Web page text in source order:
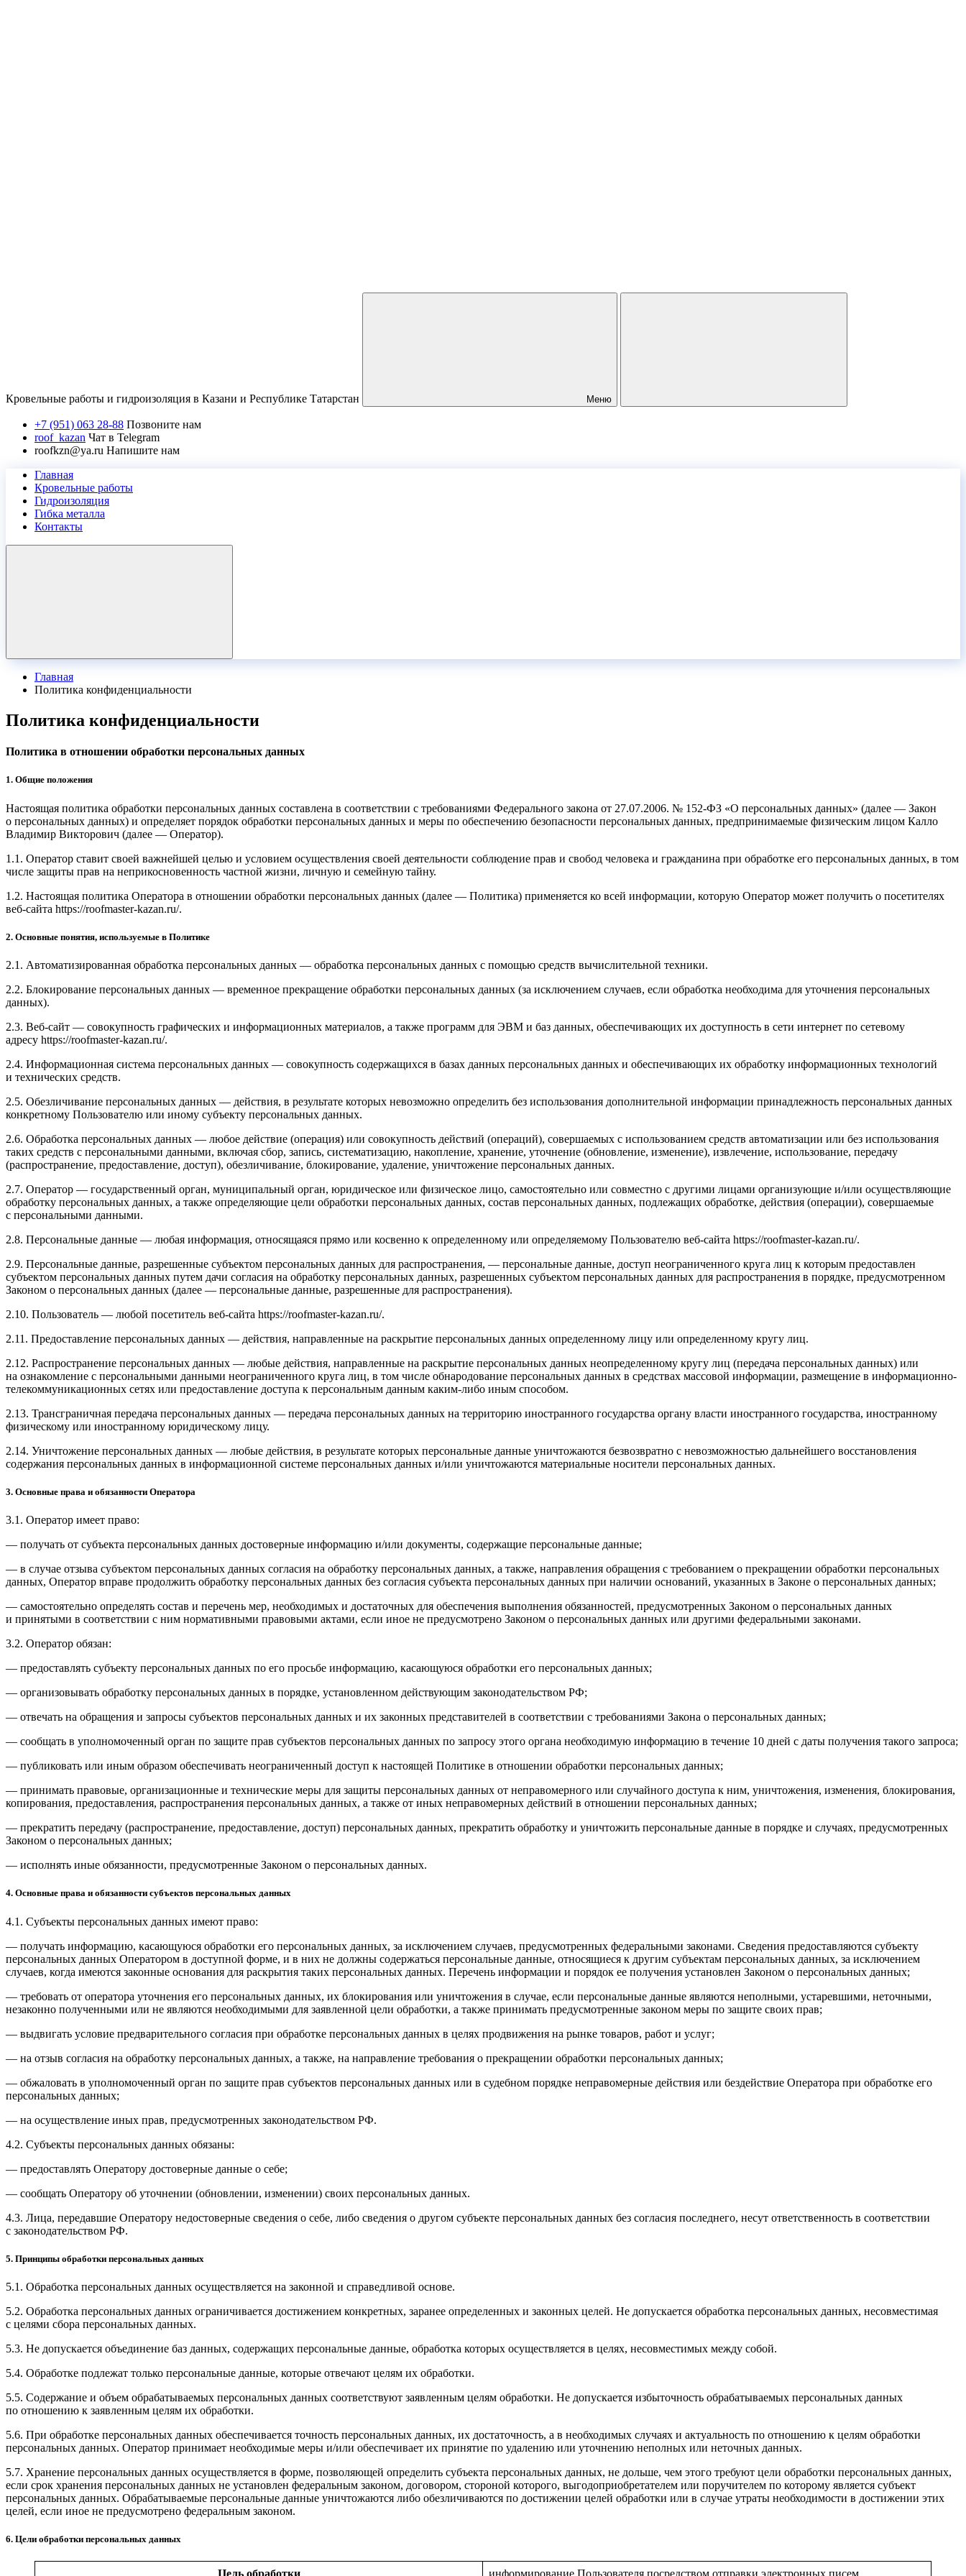
Кровельные работы и гидроизоляция в Казани и Республике Татарстан Меню
+7 (951) 063 28-88 Позвоните нам
roof_kazan Чат в Telegram
roofkzn@ya.ru Напишите нам
Главная
Кровельные работы
Гидроизоляция
Гибка металла
Контакты
Главная
Политика конфиденциальности
Политика конфиденциальности
Политика в отношении обработки персональных данных
1. Общие положения
Настоящая политика обработки персональных данных составлена в соответствии с требованиями Федерального закона от 27.07.2006. № 152-ФЗ «О персональных данных» (далее — Закон
о персональных данных) и определяет порядок обработки персональных данных и меры по обеспечению безопасности персональных данных, предпринимаемые физическим лицом Калло
Владимир Викторович (далее — Оператор).
1.1. Оператор ставит своей важнейшей целью и условием осуществления своей деятельности соблюдение прав и свобод человека и гражданина при обработке его персональных данных, в том
числе защиты прав на неприкосновенность частной жизни, личную и семейную тайну.
1.2. Настоящая политика Оператора в отношении обработки персональных данных (далее — Политика) применяется ко всей информации, которую Оператор может получить о посетителях
веб-сайта https://roofmaster-kazan.ru/.
2. Основные понятия, используемые в Политике
2.1. Автоматизированная обработка персональных данных — обработка персональных данных с помощью средств вычислительной техники.
2.2. Блокирование персональных данных — временное прекращение обработки персональных данных (за исключением случаев, если обработка необходима для уточнения персональных
данных).
2.3. Веб-сайт — совокупность графических и информационных материалов, а также программ для ЭВМ и баз данных, обеспечивающих их доступность в сети интернет по сетевому
адресу https://roofmaster-kazan.ru/.
2.4. Информационная система персональных данных — совокупность содержащихся в базах данных персональных данных и обеспечивающих их обработку информационных технологий
и технических средств.
2.5. Обезличивание персональных данных — действия, в результате которых невозможно определить без использования дополнительной информации принадлежность персональных данных
конкретному Пользователю или иному субъекту персональных данных.
2.6. Обработка персональных данных — любое действие (операция) или совокупность действий (операций), совершаемых с использованием средств автоматизации или без использования
таких средств с персональными данными, включая сбор, запись, систематизацию, накопление, хранение, уточнение (обновление, изменение), извлечение, использование, передачу
(распространение, предоставление, доступ), обезличивание, блокирование, удаление, уничтожение персональных данных.
2.7. Оператор — государственный орган, муниципальный орган, юридическое или физическое лицо, самостоятельно или совместно с другими лицами организующие и/или осуществляющие
обработку персональных данных, а также определяющие цели обработки персональных данных, состав персональных данных, подлежащих обработке, действия (операции), совершаемые
с персональными данными.
2.8. Персональные данные — любая информация, относящаяся прямо или косвенно к определенному или определяемому Пользователю веб-сайта https://roofmaster-kazan.ru/.
2.9. Персональные данные, разрешенные субъектом персональных данных для распространения, — персональные данные, доступ неограниченного круга лиц к которым предоставлен
субъектом персональных данных путем дачи согласия на обработку персональных данных, разрешенных субъектом персональных данных для распространения в порядке, предусмотренном
Законом о персональных данных (далее — персональные данные, разрешенные для распространения).
2.10. Пользователь — любой посетитель веб-сайта https://roofmaster-kazan.ru/.
2.11. Предоставление персональных данных — действия, направленные на раскрытие персональных данных определенному лицу или определенному кругу лиц.
2.12. Распространение персональных данных — любые действия, направленные на раскрытие персональных данных неопределенному кругу лиц (передача персональных данных) или
на ознакомление с персональными данными неограниченного круга лиц, в том числе обнародование персональных данных в средствах массовой информации, размещение в информационно-
телекоммуникационных сетях или предоставление доступа к персональным данным каким-либо иным способом.
2.13. Трансграничная передача персональных данных — передача персональных данных на территорию иностранного государства органу власти иностранного государства, иностранному
физическому или иностранному юридическому лицу.
2.14. Уничтожение персональных данных — любые действия, в результате которых персональные данные уничтожаются безвозвратно с невозможностью дальнейшего восстановления
содержания персональных данных в информационной системе персональных данных и/или уничтожаются материальные носители персональных данных.
3. Основные права и обязанности Оператора
3.1. Оператор имеет право:
— получать от субъекта персональных данных достоверные информацию и/или документы, содержащие персональные данные;
— в случае отзыва субъектом персональных данных согласия на обработку персональных данных, а также, направления обращения с требованием о прекращении обработки персональных
данных, Оператор вправе продолжить обработку персональных данных без согласия субъекта персональных данных при наличии оснований, указанных в Законе о персональных данных;
— самостоятельно определять состав и перечень мер, необходимых и достаточных для обеспечения выполнения обязанностей, предусмотренных Законом о персональных данных
и принятыми в соответствии с ним нормативными правовыми актами, если иное не предусмотрено Законом о персональных данных или другими федеральными законами.
3.2. Оператор обязан:
— предоставлять субъекту персональных данных по его просьбе информацию, касающуюся обработки его персональных данных;
— организовывать обработку персональных данных в порядке, установленном действующим законодательством РФ;
— отвечать на обращения и запросы субъектов персональных данных и их законных представителей в соответствии с требованиями Закона о персональных данных;
— сообщать в уполномоченный орган по защите прав субъектов персональных данных по запросу этого органа необходимую информацию в течение 10 дней с даты получения такого запроса;
— публиковать или иным образом обеспечивать неограниченный доступ к настоящей Политике в отношении обработки персональных данных;
— принимать правовые, организационные и технические меры для защиты персональных данных от неправомерного или случайного доступа к ним, уничтожения, изменения, блокирования,
копирования, предоставления, распространения персональных данных, а также от иных неправомерных действий в отношении персональных данных;
— прекратить передачу (распространение, предоставление, доступ) персональных данных, прекратить обработку и уничтожить персональные данные в порядке и случаях, предусмотренных
Законом о персональных данных;
— исполнять иные обязанности, предусмотренные Законом о персональных данных.
4. Основные права и обязанности субъектов персональных данных
4.1. Субъекты персональных данных имеют право:
— получать информацию, касающуюся обработки его персональных данных, за исключением случаев, предусмотренных федеральными законами. Сведения предоставляются субъекту
персональных данных Оператором в доступной форме, и в них не должны содержаться персональные данные, относящиеся к другим субъектам персональных данных, за исключением
случаев, когда имеются законные основания для раскрытия таких персональных данных. Перечень информации и порядок ее получения установлен Законом о персональных данных;
— требовать от оператора уточнения его персональных данных, их блокирования или уничтожения в случае, если персональные данные являются неполными, устаревшими, неточными,
незаконно полученными или не являются необходимыми для заявленной цели обработки, а также принимать предусмотренные законом меры по защите своих прав;
— выдвигать условие предварительного согласия при обработке персональных данных в целях продвижения на рынке товаров, работ и услуг;
— на отзыв согласия на обработку персональных данных, а также, на направление требования о прекращении обработки персональных данных;
— обжаловать в уполномоченный орган по защите прав субъектов персональных данных или в судебном порядке неправомерные действия или бездействие Оператора при обработке его
персональных данных;
— на осуществление иных прав, предусмотренных законодательством РФ.
4.2. Субъекты персональных данных обязаны:
— предоставлять Оператору достоверные данные о себе;
— сообщать Оператору об уточнении (обновлении, изменении) своих персональных данных.
4.3. Лица, передавшие Оператору недостоверные сведения о себе, либо сведения о другом субъекте персональных данных без согласия последнего, несут ответственность в соответствии
с законодательством РФ.
5. Принципы обработки персональных данных
5.1. Обработка персональных данных осуществляется на законной и справедливой основе.
5.2. Обработка персональных данных ограничивается достижением конкретных, заранее определенных и законных целей. Не допускается обработка персональных данных, несовместимая
с целями сбора персональных данных.
5.3. Не допускается объединение баз данных, содержащих персональные данные, обработка которых осуществляется в целях, несовместимых между собой.
5.4. Обработке подлежат только персональные данные, которые отвечают целям их обработки.
5.5. Содержание и объем обрабатываемых персональных данных соответствуют заявленным целям обработки. Не допускается избыточность обрабатываемых персональных данных
по отношению к заявленным целям их обработки.
5.6. При обработке персональных данных обеспечивается точность персональных данных, их достаточность, а в необходимых случаях и актуальность по отношению к целям обработки
персональных данных. Оператор принимает необходимые меры и/или обеспечивает их принятие по удалению или уточнению неполных или неточных данных.
5.7. Хранение персональных данных осуществляется в форме, позволяющей определить субъекта персональных данных, не дольше, чем этого требуют цели обработки персональных данных,
если срок хранения персональных данных не установлен федеральным законом, договором, стороной которого, выгодоприобретателем или поручителем по которому является субъект
персональных данных. Обрабатываемые персональные данные уничтожаются либо обезличиваются по достижении целей обработки или в случае утраты необходимости в достижении этих
целей, если иное не предусмотрено федеральным законом.
6. Цели обработки персональных данных